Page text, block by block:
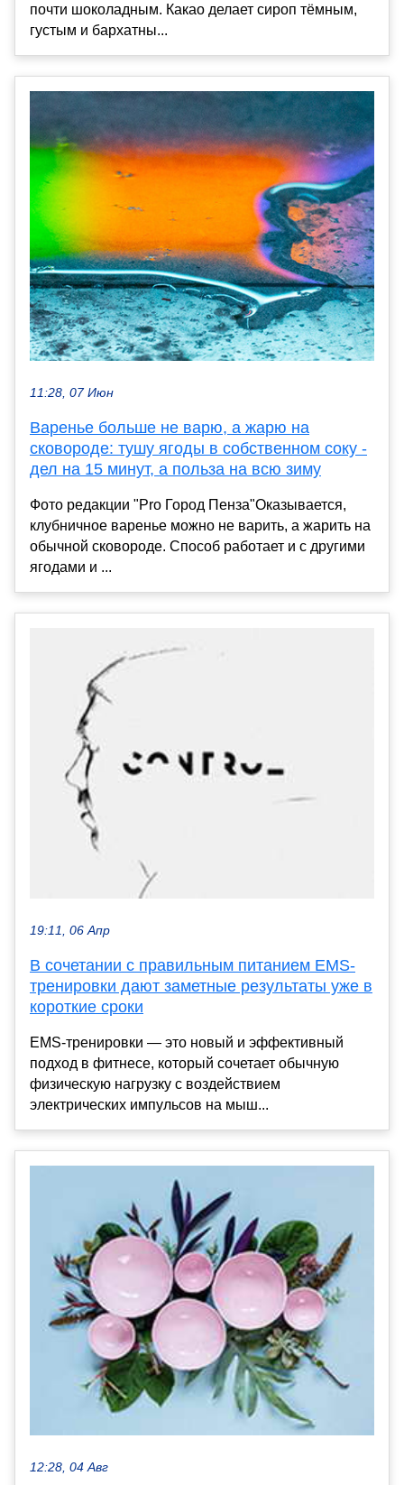
почти шоколадным. Какао делает сироп тёмным,
густым и бархатны...
11:28, 07 Июн
Варенье больше не варю, а жарю на
сковороде: тушу ягоды в собственном соку -
дел на 15 минут, а польза на всю зиму
Фото редакции "Pro Город Пенза"Оказывается,
клубничное варенье можно не варить, а жарить на
обычной сковороде. Способ работает и с другими
ягодами и ...
19:11, 06 Апр
В сочетании с правильным питанием EMS-
тренировки дают заметные результаты уже в
короткие сроки
EMS-тренировки — это новый и эффективный
подход в фитнесе, который сочетает обычную
физическую нагрузку с воздействием
электрических импульсов на мыш...
12:28, 04 Авг